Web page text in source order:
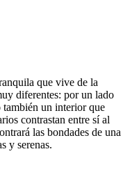
que vive de la
diferentes: por un lado
también un interior que
contrastan entre sí al
las bondades de una
y serenas.